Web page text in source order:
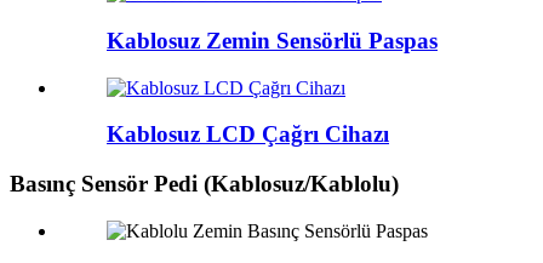
Kablosuz Zemin Sensörlü Paspas
Kablosuz LCD Çağrı Cihazı
Basınç Sensör Pedi (Kablosuz/Kablolu)